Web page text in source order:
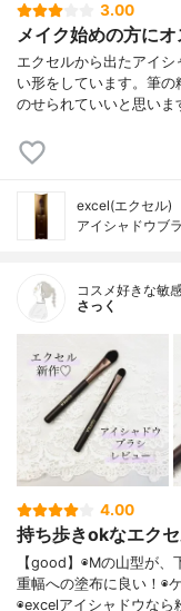
3.00
メイク始めの方に
エクセルから出たアイ
い形をしています。筆
のせられていいと思い
excel(エクセル)
アイシャドウブ
コスメ好きな敏
さっく
4.00
持ち歩きokなエク
【good】◉Mの山型が
重幅への塗布に良い！◉
◉excelアイシャドウなら